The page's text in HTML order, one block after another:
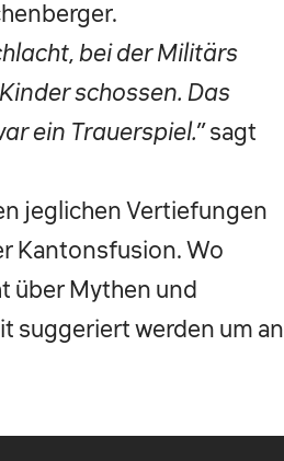
bei der Militärs
schossen. Das
ein Trauerspiel.”sagt
jeglichen Vertiefungen
Kantonsfusion. Wo
über Mythen und
suggeriert werden um an